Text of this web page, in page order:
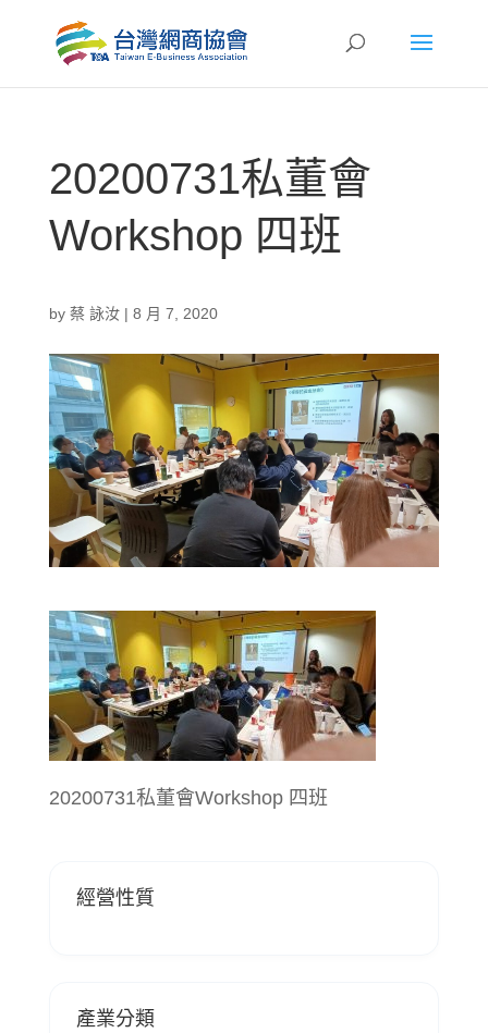
20200731私董會
Workshop 四班
by 蔡 詠汝| 8 月 7, 2020
20200731私董會Workshop 四班
經營性質
產業分類